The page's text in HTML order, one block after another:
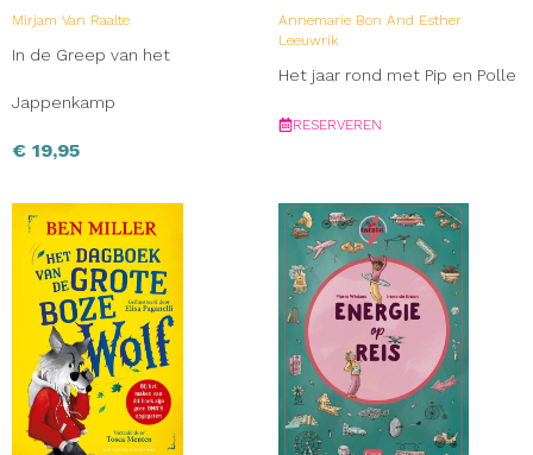
Mirjam Van Raalte
In de Greep van het
Jappenkamp
€ 19,95
Annemarie Bon And Esther
Leeuwrik
Het jaar rond met Pip en Polle
RESERVEREN